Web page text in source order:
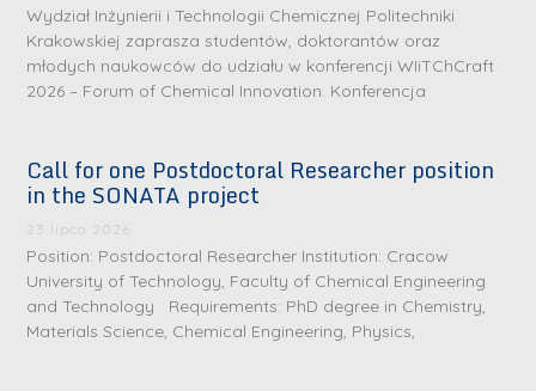
Wydział Inżynierii i Technologii Chemicznej Politechniki
Krakowskiej zaprasza studentów, doktorantów oraz
młodych naukowców do udziału w konferencji WIiTChCraft
2026 – Forum of Chemical Innovation. Konferencja
Call for one Postdoctoral Researcher position
in the SONATA project
23 lipca 2026
Position: Postdoctoral Researcher Institution: Cracow
University of Technology, Faculty of Chemical Engineering
and Technology Requirements: PhD degree in Chemistry,
Materials Science, Chemical Engineering, Physics,